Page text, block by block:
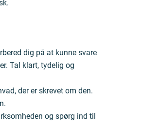
dig på at kunne svare
Tal klart, tydelig og
der er skrevet om den.
og spørg ind til